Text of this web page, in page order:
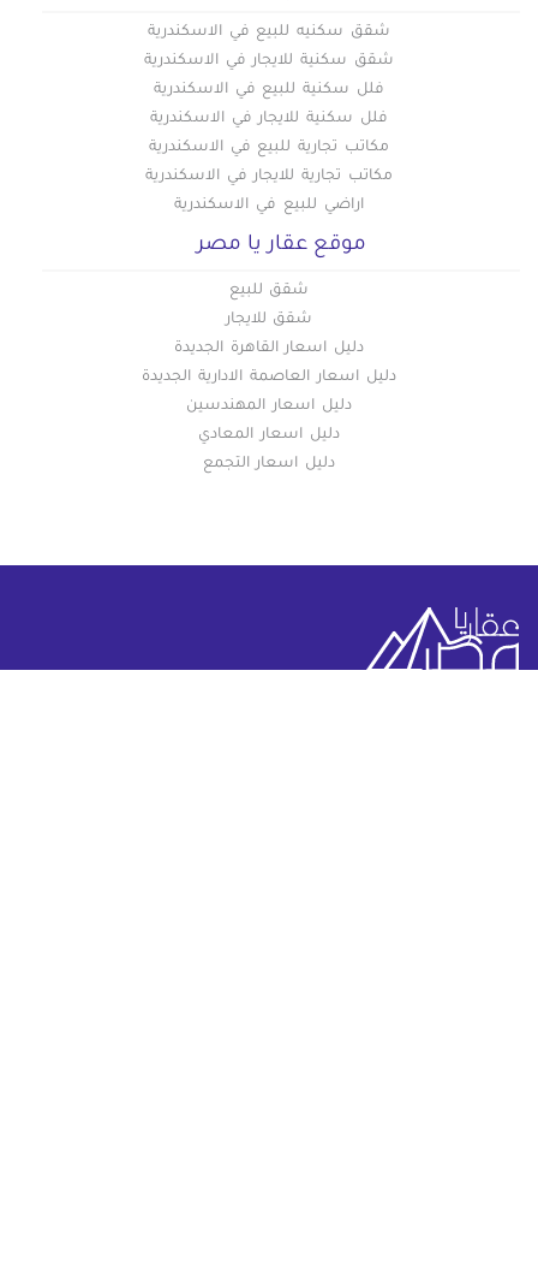
شقق سكنيه للبيع في الاسكندرية
شقق سكنية للايجار في الاسكندرية
فلل سكنية للبيع في الاسكندرية
فلل سكنية للايجار في الاسكندرية
مكاتب تجارية للبيع في الاسكندرية
مكاتب تجارية للايجار في الاسكندرية
اراضي للبيع في الاسكندرية
موقع عقار يا مصر
شقق للبيع
شقق للايجار
دليل اسعار القاهرة الجديدة
دليل اسعار العاصمة الادارية الجديدة
دليل اسعار المهندسين
دليل اسعار المعادي
دليل اسعار التجمع